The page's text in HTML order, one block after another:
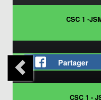
CSC 1 -
Partager
CSC 1 -